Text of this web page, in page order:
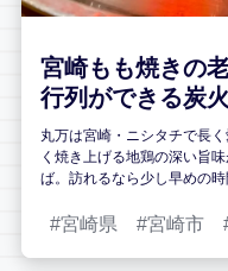
宮崎もも焼きの
行列ができる炭
丸万は宮崎・ニシタチで長
く焼き上げる地鶏の深い旨
ば。訪れるなら少し早めの時
宮崎県 宮崎市